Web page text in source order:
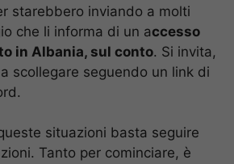
starebbero inviando a molti
che li informa di un accesso
in Albania, sul conto. Si invita,
scollegare seguendo un link di
situazioni basta seguire
Tanto per cominciare, è